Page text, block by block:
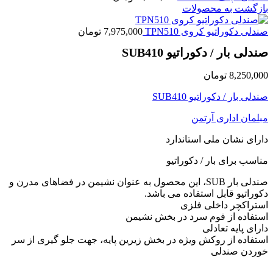
بازگشت به محصولات
صندلی دکوراتیو کروی TPN510 7,975,000 تومان
صندلی بار / دکوراتیو SUB410
8,250,000 تومان
صندلی بار / دکوراتیو SUB410
مبلمان اداری آرتمن
دارای نشان ملی استاندارد
مناسب برای بار / دکوراتیو
صندلی بار SUB، این محصول به عنوان نشیمن در فضاهای مدرن و
دکوراتیو قابل استفاده می باشد.
استراکچر داخلی فلزی
استفاده از فوم سرد در بخش نشیمن
دارای پایه تعادلی
استفاده از روکش ویژه در بخش زیرین پایه، جهت جلو گیری از سر
خوردن صندلی